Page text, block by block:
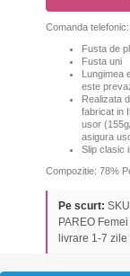
Comanda telefonic:
Fusta de
Fusta uni
Lungimea
este
Realizata
fabricat in
usor
asigura
Slip clasic
Compozitie: 78%
Pe scurt:
PAREO Femei
livrare 1-7 zile